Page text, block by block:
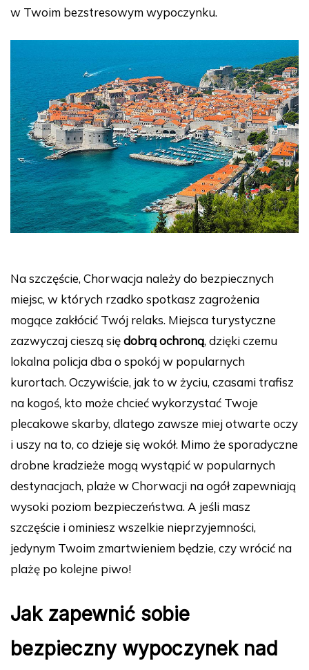
w Twoim bezstresowym wypoczynku.
Na szczęście, Chorwacja należy do bezpiecznych
miejsc, w których rzadko spotkasz zagrożenia
mogące zakłócić Twój relaks. Miejsca turystyczne
zazwyczaj cieszą siędobrą ochroną, dzięki czemu
lokalna policja dba o spokój w popularnych
kurortach. Oczywiście, jak to w życiu, czasami trafisz
na kogoś, kto może chcieć wykorzystać Twoje
plecakowe skarby, dlatego zawsze miej otwarte oczy
i uszy na to, co dzieje się wokół. Mimo że sporadyczne
drobne kradzieże mogą wystąpić w popularnych
destynacjach, plaże w Chorwacji na ogół zapewniają
wysoki poziom bezpieczeństwa. A jeśli masz
szczęście i ominiesz wszelkie nieprzyjemności,
jedynym Twoim zmartwieniem będzie, czy wrócić na
plażę po kolejne piwo!
Jak zapewnić sobie
bezpieczny wypoczynek nad